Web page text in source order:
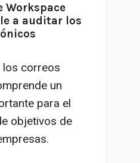
Workspace
a auditar los
los correos
un
para el
objetivos de